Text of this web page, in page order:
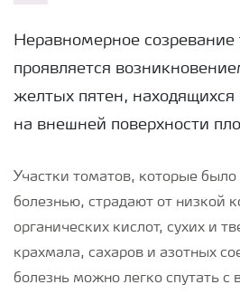
Неравномерное созревание
проявляется
желтых пятен,
на внешней поверхности
Участки томатов, которые
болезнью, страдают от низкой
органических кислот, сухих и
крахмала, сахаров и азотных
болезнь можно легко спутать с